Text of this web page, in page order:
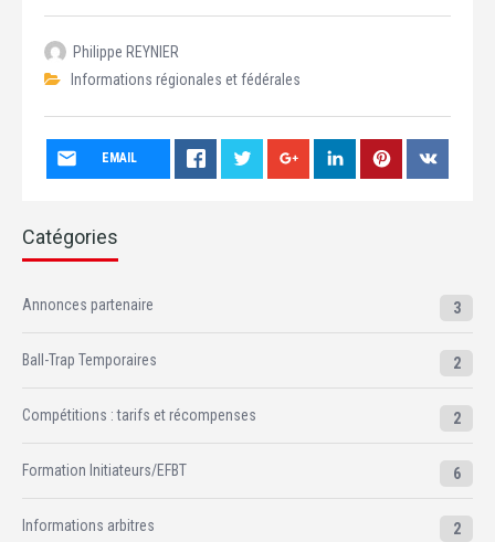
Philippe REYNIER
Informations régionales et fédérales
EMAIL
Catégories
Annonces partenaire 3
Ball-Trap Temporaires 2
Compétitions : tarifs et récompenses 2
Formation Initiateurs/EFBT 6
Informations arbitres 2